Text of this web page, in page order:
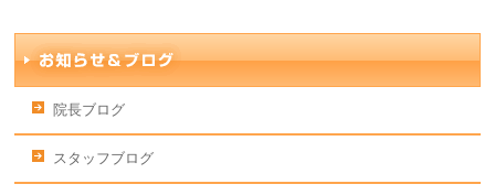
院長ブログ
スタッフブログ